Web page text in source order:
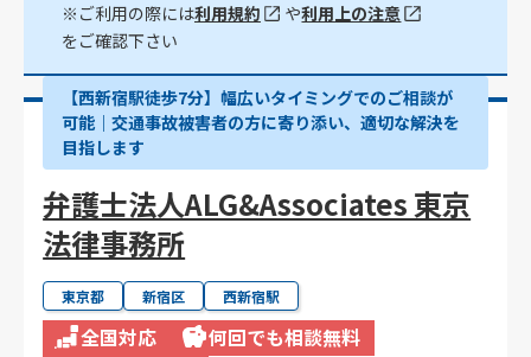
※ご利用の際には利用規約 や利用上の注意
をご確認下さい
【西新宿駅徒歩7分】幅広いタイミングでのご相談が
可能｜交通事故被害者の方に寄り添い、適切な解決を
目指します
弁護士法人ALG&Associates 東京
法律事務所
東京都 新宿区 西新宿駅
全国対応
何回でも相談無料